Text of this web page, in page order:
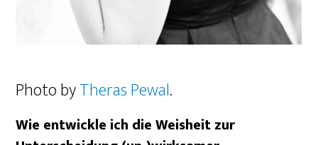
Photo byTheras Pewal.
Wie entwickle ich die Weisheit zur